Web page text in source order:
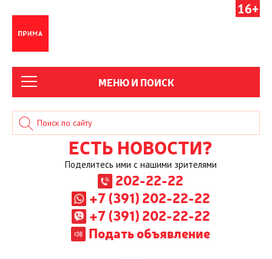
16+
МЕНЮ И ПОИСК
ЕСТЬ НОВОСТИ?
Поделитесь ими с нашими зрителями
202-22-22
+7 (391) 202-22-22
+7 (391) 202-22-22
Подать объявление